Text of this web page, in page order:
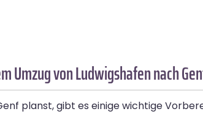
Umzug von Ludwigshafen nach
planst, gibt es einige wichtige